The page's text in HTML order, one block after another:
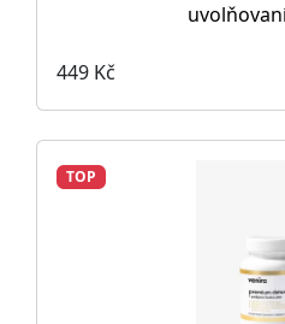
449 Kč
TOP